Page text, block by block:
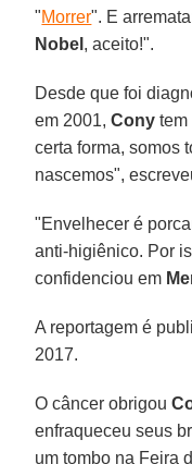
"Morrer". E
Nobel , aceito!".
Desde que foi
em 2001,Cony tem
certa forma, somos
nascemos",
"Envelhecer é
anti-higiênico. Por
confidenciou em
A reportagem é
2017.
O câncer obrigou
enfraqueceu seus
um tombo na Feira